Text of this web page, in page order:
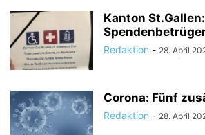
Kanton
Redaktion - 28. April
Corona: Fünf
Redaktion - 28. April